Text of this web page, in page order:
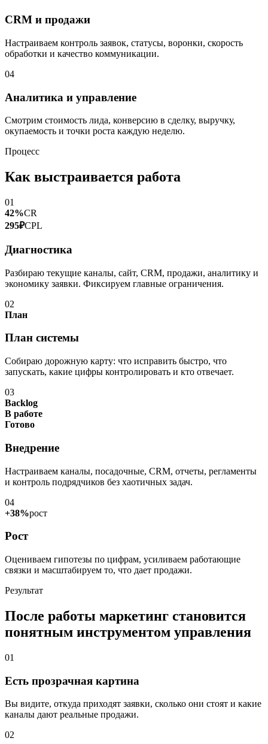
CRM и продажи
Настраиваем контроль заявок, статусы, воронки, скорость
обработки и качество коммуникации.
04
Аналитика и управление
Смотрим стоимость лида, конверсию в сделку, выручку,
окупаемость и точки роста каждую неделю.
Процесс
Как выстраивается работа
01
42%CR
295₽CPL
Диагностика
Разбираю текущие каналы, сайт, CRM, продажи, аналитику и
экономику заявки. Фиксируем главные ограничения.
02
План
План системы
Собираю дорожную карту: что исправить быстро, что
запускать, какие цифры контролировать и кто отвечает.
03
Backlog
В работе
Готово
Внедрение
Настраиваем каналы, посадочные, CRM, отчеты, регламенты
и контроль подрядчиков без хаотичных задач.
04
+38%рост
Рост
Оцениваем гипотезы по цифрам, усиливаем работающие
связки и масштабируем то, что дает продажи.
Результат
После работы маркетинг становится
понятным инструментом управления
01
Есть прозрачная картина
Вы видите, откуда приходят заявки, сколько они стоят и какие
каналы дают реальные продажи.
02